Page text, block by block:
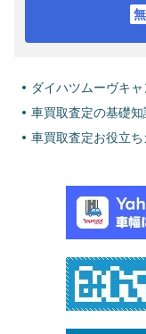
ダイハツムーヴキ
車買取査定の基礎知
車買取査定お役立ち